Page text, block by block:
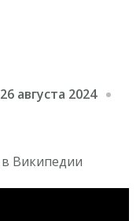
26 августа 2024